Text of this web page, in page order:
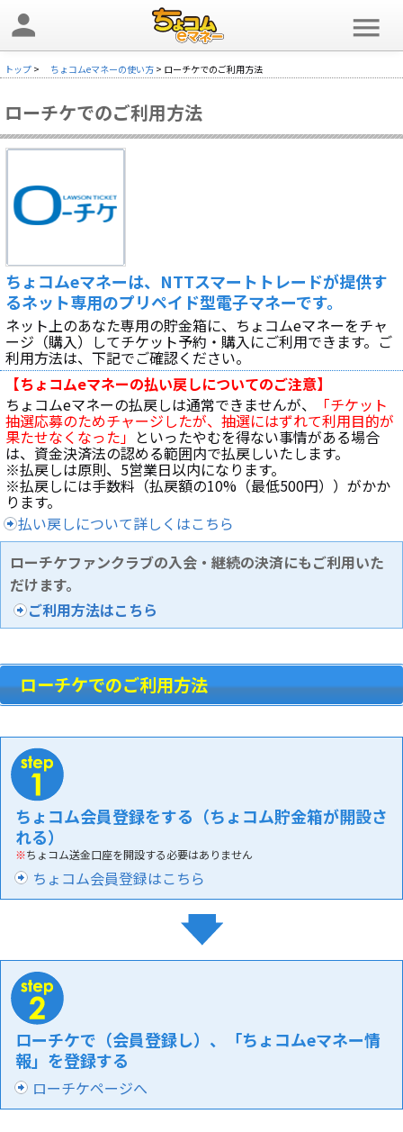
person menu
トップ > ちょコムeマネーの使い方 > ローチケでのご利用方法
ローチケでのご利用方法
ちょコムeマネーは、NTTスマートトレードが提供す
るネット専用のプリペイド型電子マネーです。
ネット上のあなた専用の貯金箱に、ちょコムeマネーをチャ
ージ（購入）してチケット予約・購入にご利用できます。ご
利用方法は、下記でご確認ください。
【ちょコムeマネーの払い戻しについてのご注意】
ちょコムeマネーの払戻しは通常できませんが、
「チケット
抽選応募のためチャージしたが、抽選にはずれて利用目的が
果たせなくなった」 といったやむを得ない事情がある場合
は、資金決済法の認める範囲内で払戻しいたします。
※払戻しは原則、5営業日以内になります。
※払戻しには手数料（払戻額の10%（最低500円））がかか
ります。
払い戻しについて詳しくはこちら
ローチケファンクラブの入会・継続の決済にもご利用いた
だけます。
ご利用方法はこちら
ローチケでのご利用方法
ちょコム会員登録をする（ちょコム貯金箱が開設さ
れる）
※ちょコム送金口座を開設する必要はありません
ちょコム会員登録はこちら
ローチケで（会員登録し）、「ちょコムeマネー情
報」を登録する
ローチケページへ